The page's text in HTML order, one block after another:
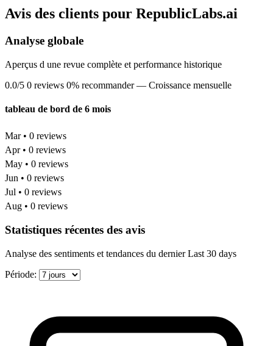
Avis des clients pour RepublicLabs.ai
Analyse globale
Aperçus d une revue complète et performance historique
0.0/5 0 reviews 0% recommander — Croissance mensuelle
tableau de bord de 6 mois
Mar • 0 reviews
Apr • 0 reviews
May • 0 reviews
Jun • 0 reviews
Jul • 0 reviews
Aug • 0 reviews
Statistiques récentes des avis
Analyse des sentiments et tendances du dernier Last 30 days
Période: